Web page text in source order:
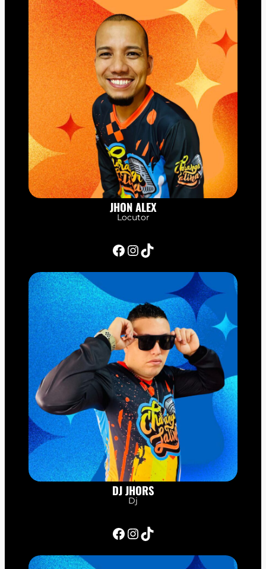
JHON ALEX
Locutor
Facebook InstagramTikTok
DJ JHORS
Dj
Facebook InstagramTikTok